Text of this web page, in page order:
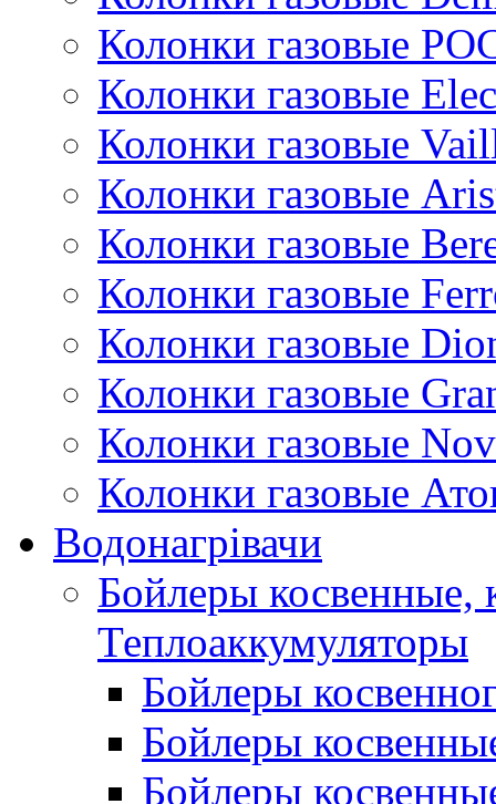
Колонки газовые
Колонки газовые
Колонки газовые
Колонки газовые
Колонки газовые
Колонки газовые
Колонки газовые
Колонки газовые
Колонки газовые
Колонки газовые
Водонагрівачи
Бойлеры косвенные,
Теплоаккумуляторы
Бойлеры
Бойлеры
Бойлеры